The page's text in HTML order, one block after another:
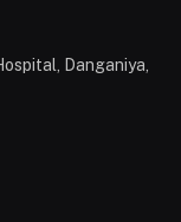
Danganiya,